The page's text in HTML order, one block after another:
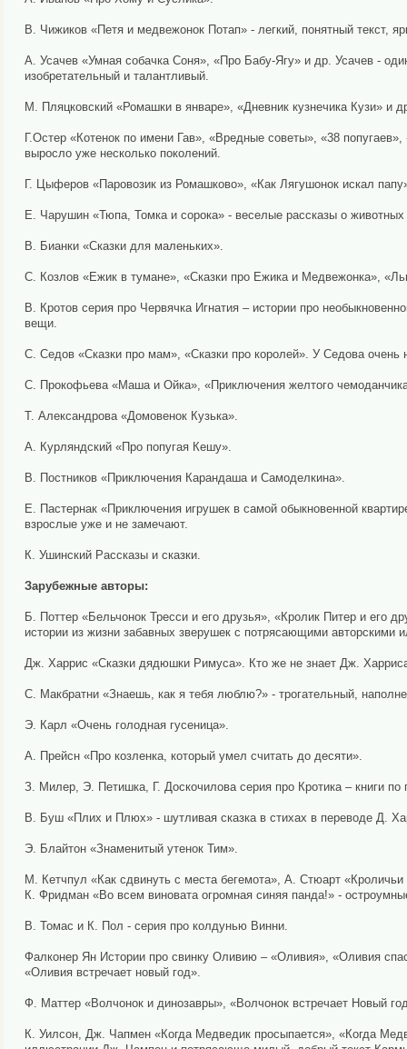
В. Чижиков «Петя и медвежонок Потап» - легкий, понятный текст,
А. Усачев «Умная собачка Соня», «Про Бабу-Ягу» и др. Усачев -
изобретательный и талантливый.
М. Пляцковский «Ромашки в январе», «Дневник кузнечика Кузи» и
Г.Остер «Котенок по имени Гав», «Вредные советы», «38
выросло уже несколько поколений.
Г. Цыферов «Паровозик из Ромашково», «Как Лягушонок искал
Е. Чарушин «Тюпа, Томка и сорока» - веселые рассказы о животных
В. Бианки «Сказки для маленьких».
С. Козлов «Ежик в тумане», «Сказки про Ежика и Медвежонка»,
В. Кротов серия про Червячка Игнатия – истории про
вещи.
С. Седов «Сказки про мам», «Сказки про королей». У Седова
С. Прокофьева «Маша и Ойка», «Приключения желтого
Т. Александрова «Домовенок Кузька».
А. Курляндский «Про попугая Кешу».
В. Постников «Приключения Карандаша и Самоделкина».
Е. Пастернак «Приключения игрушек в самой обыкновенной
взрослые уже и не замечают.
К. Ушинский Рассказы и сказки.
Зарубежные авторы:
Б. Поттер «Бельчонок Тресси и его друзья», «Кролик Питер и его
истории из жизни забавных зверушек с потрясающими авторскими
Дж. Харрис «Сказки дядюшки Римуса». Кто же не знает Дж.
С. Макбратни «Знаешь, как я тебя люблю?» - трогательный,
Э. Карл «Очень голодная гусеница».
А. Прейсн «Про козленка, который умел считать до десяти».
З. Милер, Э. Петишка, Г. Доскочилова серия про Кротика – книги
В. Буш «Плих и Плюх» - шутливая сказка в стихах в переводе Д.
Э. Блайтон «Знаменитый утенок Тим».
М. Кетчпул «Как сдвинуть с места бегемота», А. Стюарт
К. Фридман «Во всем виновата огромная синяя панда!» -
В. Томас и К. Пол - серия про колдунью Винни.
Фалконер Ян Истории про свинку Оливию – «Оливия», «Оливия
«Оливия встречает новый год».
Ф. Маттер «Волчонок и динозавры», «Волчонок встречает Новый
К. Уилсон, Дж. Чапмен «Когда Медведик просыпается», «Когда